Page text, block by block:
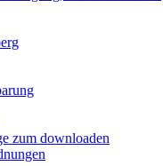
zum downloaden